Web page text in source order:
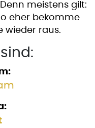
Denn meistens gilt:
eher bekomme
wieder raus.